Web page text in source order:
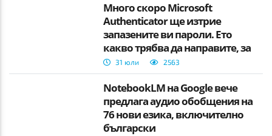
Много скоро Microsoft
Authenticator ще изтрие
запазените ви пароли. Ето
какво трябва да направите, за
да не ги загубите.
31 юли 2563
NotebookLM на Google вече
предлага аудио обобщения на
76 нови езика, включително
български